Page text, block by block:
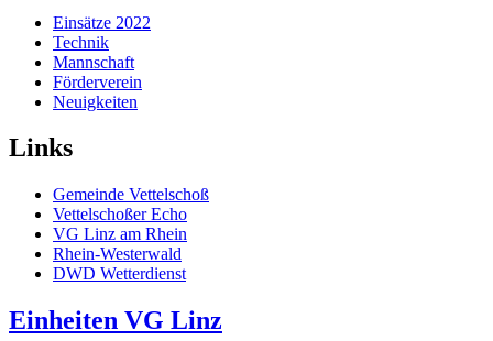
Einsätze 2022
Technik
Mannschaft
Förderverein
Neuigkeiten
Links
Gemeinde Vettelschoß
Vettelschoßer Echo
VG Linz am Rhein
Rhein-Westerwald
DWD Wetterdienst
Einheiten VG Linz